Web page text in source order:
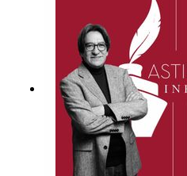
https://julioastillerotienda.com/